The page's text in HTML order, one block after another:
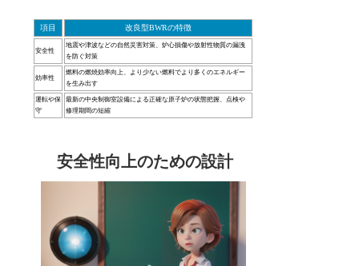
項目 改良型BWRの特徴
安全性
地震や津波などの自然災害対策、炉心損傷や放射性物質の漏洩
を防ぐ対策
効率性
燃料の燃焼効率向上、より少ない燃料でより多くのエネルギー
を生み出す
運転や保
守
最新の中央制御室設備による正確な原子炉の状態把握、点検や
修理期間の短縮
安全性向上のための設計